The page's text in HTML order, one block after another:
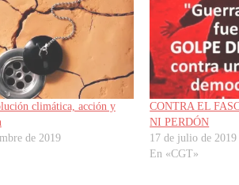
climática, acción y
de 2019
CONTRA EL
NI PERDÓN
17 de julio de 2019
En «CGT»